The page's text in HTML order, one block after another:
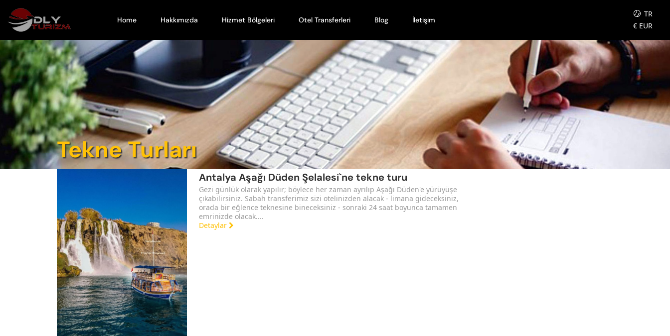
Home Hakkımızda Hizmet Bölgeleri Otel Transferleri Blog İletişim
TR
€ EUR
Tekne Turları
Antalya Aşağı Düden Şelalesi`ne tekne turu
Gezi günlük olarak yapılır; böylece her zaman ayrılıp Aşağı Düden'e yürüyüşe
çıkabilirsiniz. Sabah transferimiz sizi otelinizden alacak - limana gideceksiniz,
orada bir eğlence teknesine bineceksiniz - sonraki 24 saat boyunca tamamen
emrinizde olacak....
Detaylar